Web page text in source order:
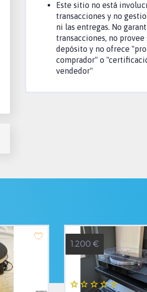
Este sitio no está
transacciones y no
ni las entregas. No
transacciones, no
depósito y no ofrece
comprador" o
vendedor"
1.200 €